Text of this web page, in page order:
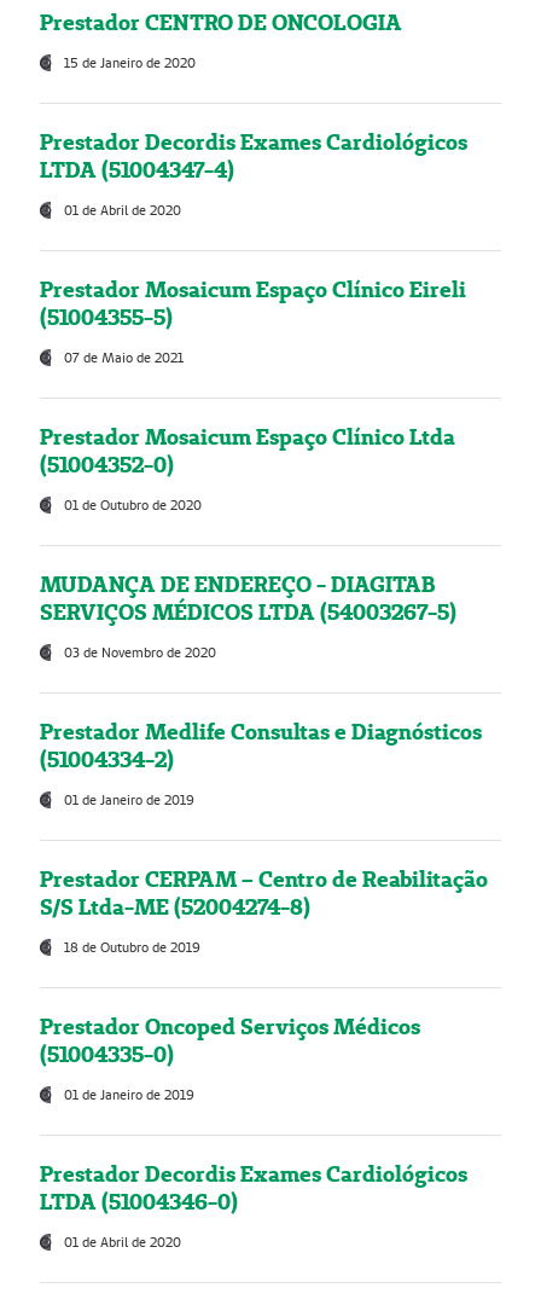
Prestador CENTRO DE ONCOLOGIA
15 de Janeiro de 2020
Prestador Decordis Exames Cardiológicos
LTDA (51004347-4)
01 de Abril de 2020
Prestador Mosaicum Espaço Clínico Eireli
(51004355-5)
07 de Maio de 2021
Prestador Mosaicum Espaço Clínico Ltda
(51004352-0)
01 de Outubro de 2020
MUDANÇA DE ENDEREÇO - DIAGITAB
SERVIÇOS MÉDICOS LTDA (54003267-5)
03 de Novembro de 2020
Prestador Medlife Consultas e Diagnósticos
(51004334-2)
01 de Janeiro de 2019
Prestador CERPAM – Centro de Reabilitação
S/S Ltda-ME (52004274-8)
18 de Outubro de 2019
Prestador Oncoped Serviços Médicos
(51004335-0)
01 de Janeiro de 2019
Prestador Decordis Exames Cardiológicos
LTDA (51004346-0)
01 de Abril de 2020